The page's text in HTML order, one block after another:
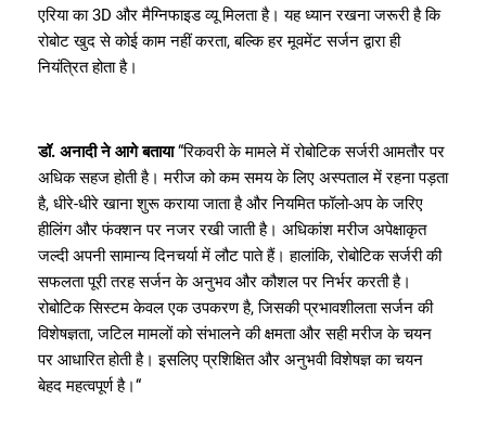
एरिया का 3D और मैग्निफाइड व्यू मिलता है। यह ध्यान रखना जरूरी है कि
रोबोट खुद से कोई काम नहीं करता, बल्कि हर मूवमेंट सर्जन द्वारा ही
नियंत्रित होता है।
डॉ. अनादी ने आगे बताया“रिकवरी के मामले में रोबोटिक सर्जरी आमतौर पर
अधिक सहज होती है। मरीज को कम समय के लिए अस्पताल में रहना पड़ता
है, धीरे-धीरे खाना शुरू कराया जाता है और नियमित फॉलो-अप के जरिए
हीलिंग और फंक्शन पर नजर रखी जाती है। अधिकांश मरीज अपेक्षाकृत
जल्दी अपनी सामान्य दिनचर्या में लौट पाते हैं। हालांकि, रोबोटिक सर्जरी की
सफलता पूरी तरह सर्जन के अनुभव और कौशल पर निर्भर करती है।
रोबोटिक सिस्टम केवल एक उपकरण है, जिसकी प्रभावशीलता सर्जन की
विशेषज्ञता, जटिल मामलों को संभालने की क्षमता और सही मरीज के चयन
पर आधारित होती है। इसलिए प्रशिक्षित और अनुभवी विशेषज्ञ का चयन
बेहद महत्वपूर्ण है।“